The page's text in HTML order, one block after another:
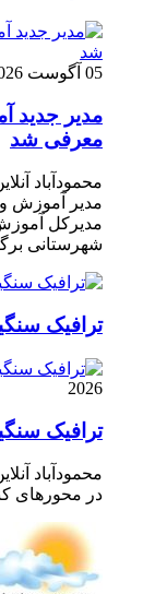
05 آگوست 2026
مدیر جدید
معرفی شد
محمودآباد
مدیر آموزش
مدیرکل
شهرستانی
ترافیک
2026
ترافیک
محمودآباد
در محور‌های